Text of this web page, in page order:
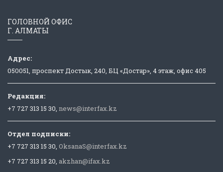
ГОЛОВНОЙ ОФИС
Г. АЛМАТЫ
Адрес:
050051, проспект Достык, 240, БЦ «Достар», 4 этаж, офис 405
Редакция:
+7 727 313 15 30, news@interfax.kz
Отдел подписки:
+7 727 313 15 30, OksanaS@interfax.kz
+7 727 313 15 20, akzhan@ifax.kz